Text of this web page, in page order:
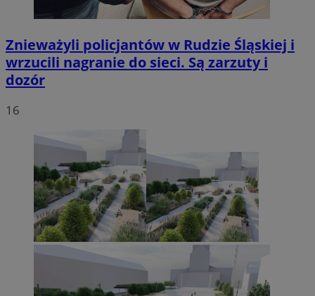
Znieważyli policjantów w Rudzie Śląskiej i
wrzucili nagranie do sieci. Są zarzuty i
dozór
16